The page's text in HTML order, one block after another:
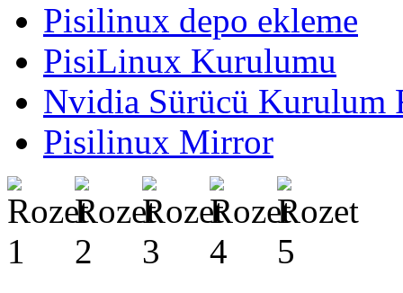
Pisilinux depo ekleme
PisiLinux Kurulumu
Nvidia Sürücü Kurulum
Pisilinux Mirror